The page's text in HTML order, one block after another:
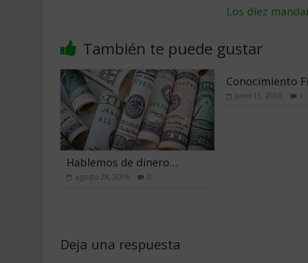
Los diez
También te puede gustar
Hablemos de dinero…
agosto 28, 2018 0
Conocimiento
junio 15, 2010 1
Deja una respuesta